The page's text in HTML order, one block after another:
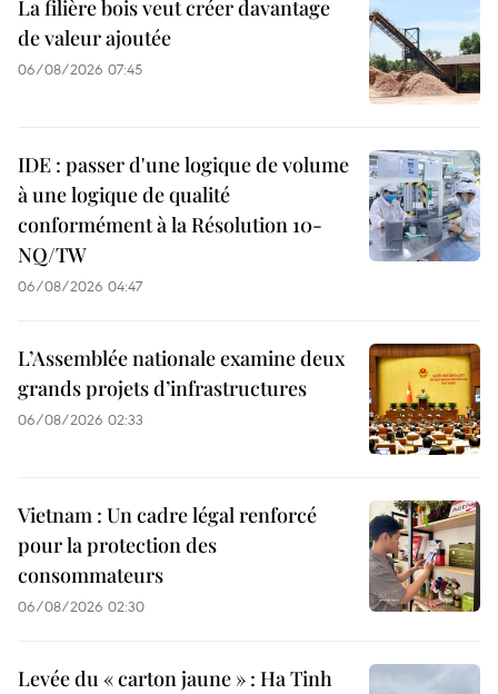
La filière bois veut créer davantage
de valeur ajoutée
06/08/2026 07:45
IDE : passer d'une logique de volume
à une logique de qualité
conformément à la Résolution 10-
NQ/TW
06/08/2026 04:47
L’Assemblée nationale examine deux
grands projets d’infrastructures
06/08/2026 02:33
Vietnam : Un cadre légal renforcé
pour la protection des
consommateurs
06/08/2026 02:30
Levée du « carton jaune » : Ha Tinh